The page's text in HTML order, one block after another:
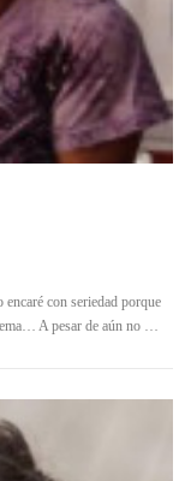
con seriedad porque
A pesar de aún no …